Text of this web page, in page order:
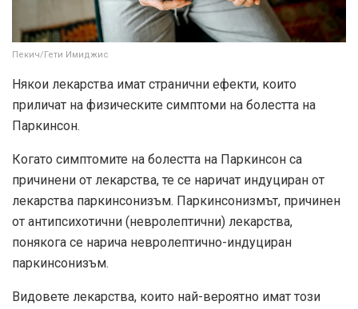
Пекич/Гети Имиджис
Някои лекарства имат странични ефекти, които
приличат на физическите симптоми на болестта на
Паркинсон.
Когато симптомите на болестта на Паркинсон са
причинени от лекарства, те се наричат ​​​​индуциран от
лекарства паркинсонизъм. Паркинсонизмът, причинен
от антипсихотични (невролептични) лекарства,
понякога се нарича невролептично-индуциран
паркинсонизъм.
Видовете лекарства, които най-вероятно имат този